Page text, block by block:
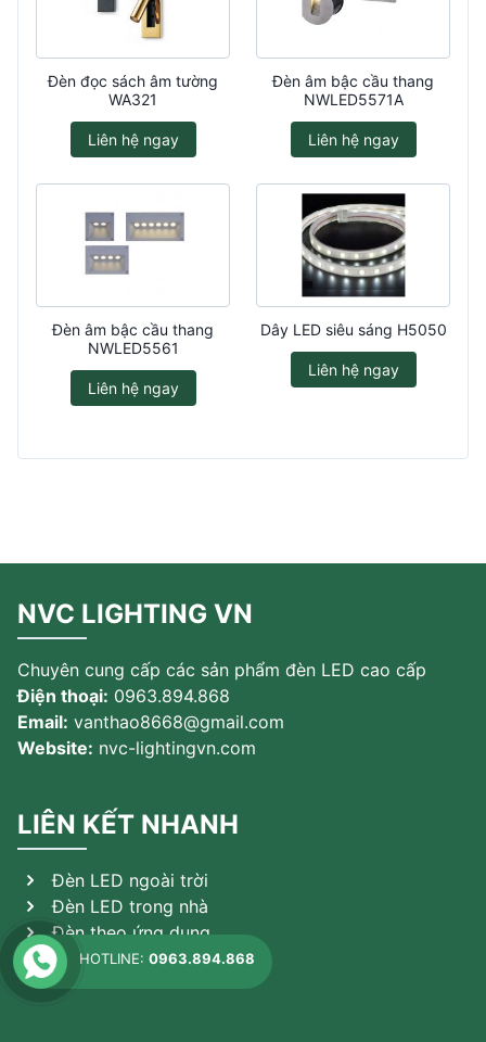
Đèn đọc sách âm tường
WA321
Liên hệ ngay
Đèn âm bậc cầu thang
NWLED5571A
Liên hệ ngay
Đèn âm bậc cầu thang
NWLED5561
Liên hệ ngay
Dây LED siêu sáng H5050
Liên hệ ngay
NVC LIGHTING VN
Chuyên cung cấp các sản phẩm đèn LED cao cấp
Điện thoại: 0963.894.868
Email: vanthao8668@gmail.com
Website: nvc-lightingvn.com
LIÊN KẾT NHANH
Đèn LED ngoài trời
Đèn LED trong nhà
Đèn theo ứng dụng
Sản phẩm khác
HOTLINE:0963.894.868